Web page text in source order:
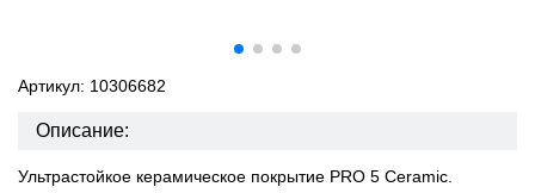
Артикул: 10306682
Описание:
Ультрастойкое керамическое покрытие PRO 5 Ceramic.